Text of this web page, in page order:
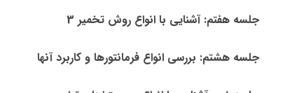
جلسه هفتم: آشنایی با انواع روش تخمیر 3
جلسه هشتم: بررسی انواع فرمانتورها و کاربرد آنها